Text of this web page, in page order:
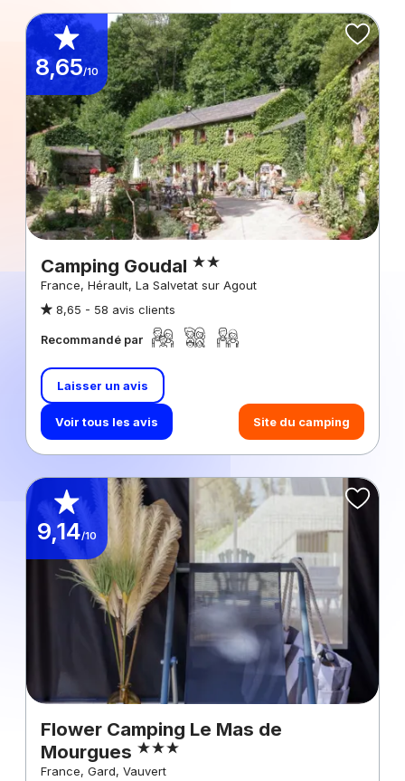
8,65/10
Camping Goudal
France, Hérault, La Salvetat sur Agout
8,65 - 58 avis clients
Recommandé par
Laisser un avis
Voir tous les avis Site du camping
9,14/10
Flower Camping Le Mas de
Mourgues
France, Gard, Vauvert